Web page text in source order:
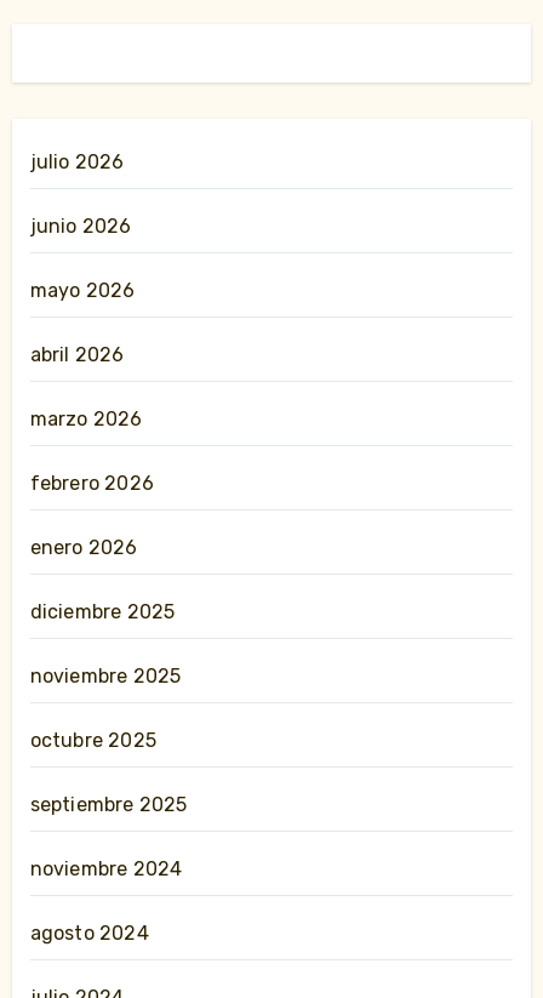
julio 2026
junio 2026
mayo 2026
abril 2026
marzo 2026
febrero 2026
enero 2026
diciembre 2025
noviembre 2025
octubre 2025
septiembre 2025
noviembre 2024
agosto 2024